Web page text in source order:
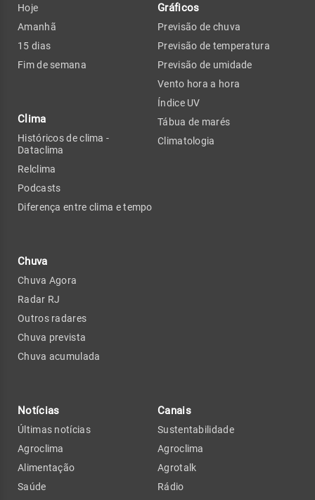
Hoje
Amanhã
15 dias
Fim de semana
Clima
Históricos de clima -
Dataclima
Relclima
Podcasts
Diferença entre clima e tempo
Chuva
Chuva Agora
Radar RJ
Outros radares
Chuva prevista
Chuva acumulada
Gráficos
Previsão de chuva
Previsão de temperatura
Previsão de umidade
Vento hora a hora
Índice UV
Tábua de marés
Climatologia
Notícias
Últimas notícias
Agroclima
Alimentação
Saúde
Canais
Sustentabilidade
Agroclima
Agrotalk
Rádio